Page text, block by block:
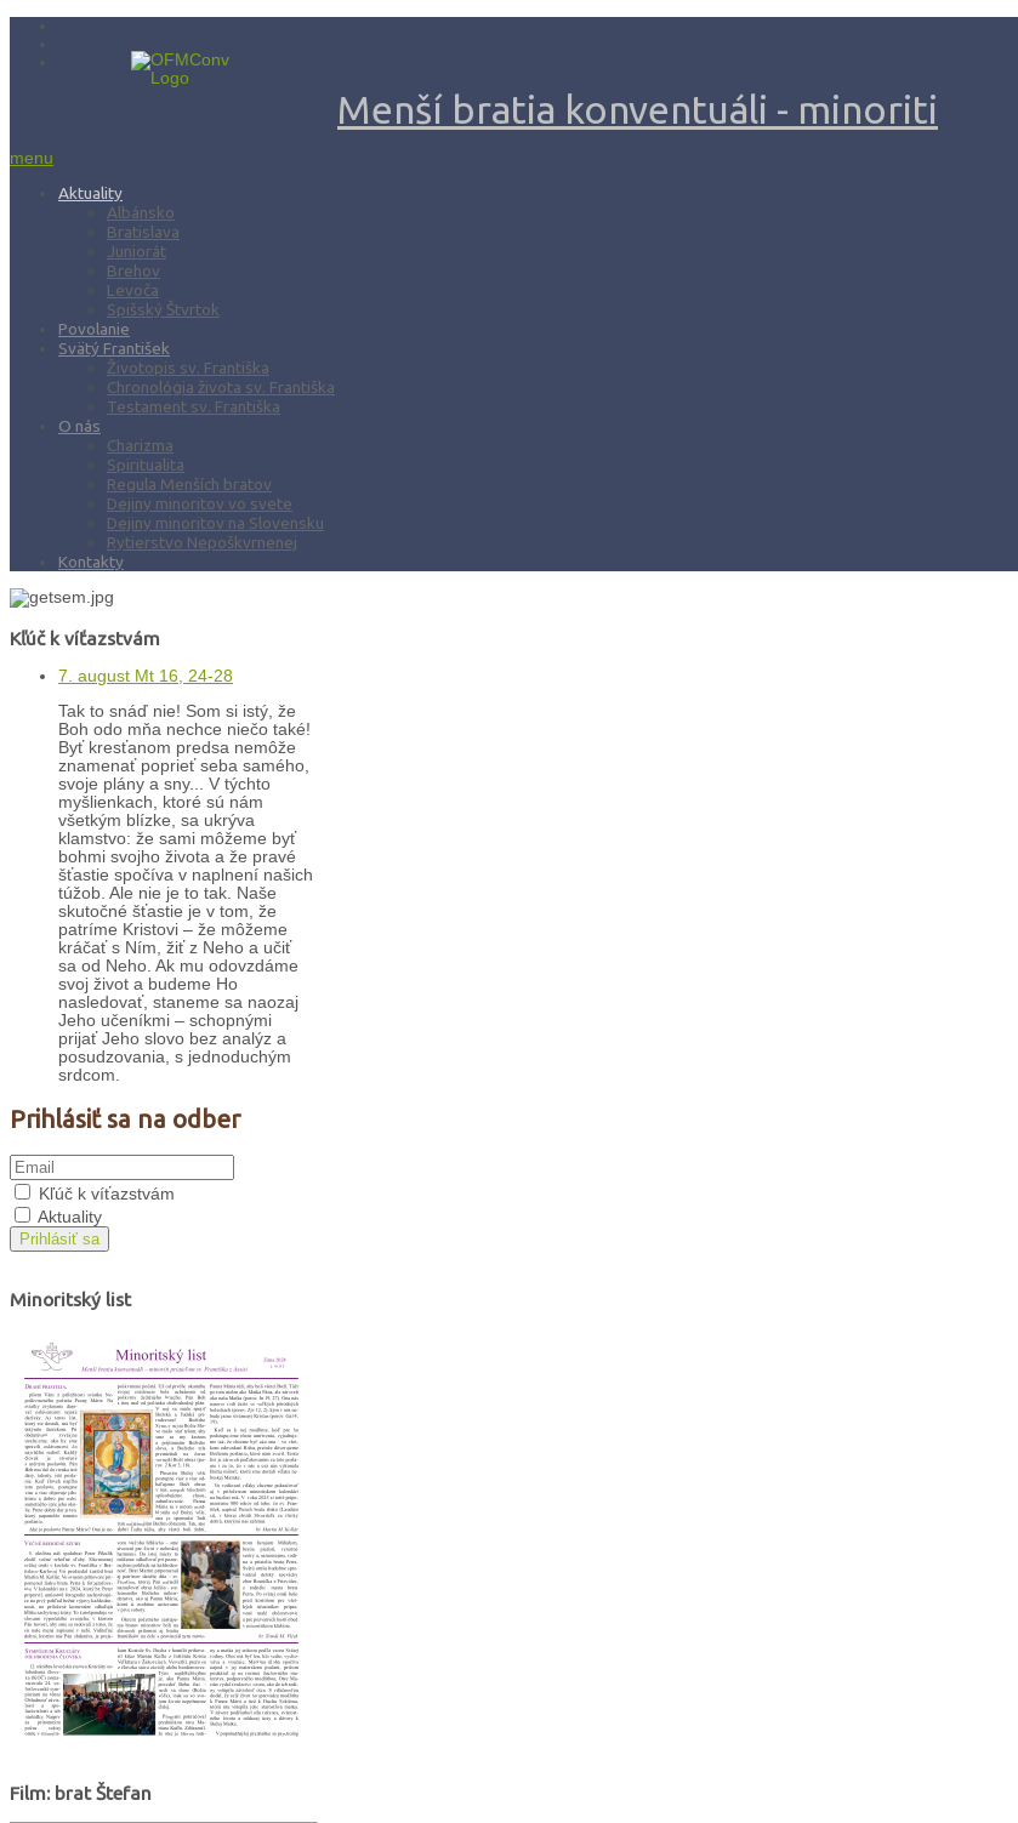
Menší bratia konventuáli - minoriti
menu
Aktuality
Albánsko
Bratislava
Juniorát
Brehov
Levoča
Spišský Štvrtok
Povolanie
Svätý František
Životopis sv. Františka
Chronológia života sv. Františka
Testament sv. Františka
O nás
Charizma
Spiritualita
Regula Menších bratov
Dejiny minoritov vo svete
Dejiny minoritov na Slovensku
Rytierstvo Nepoškvrnenej
Kontakty
Kľúč k víťazstvám
7. august Mt 16, 24-28
Tak to snáď nie! Som si istý, že
Boh odo mňa nechce niečo také!
Byť kresťanom predsa nemôže
znamenať poprieť seba samého,
svoje plány a sny... V týchto
myšlienkach, ktoré sú nám
všetkým blízke, sa ukrýva
klamstvo: že sami môžeme byť
bohmi svojho života a že pravé
šťastie spočíva v naplnení našich
túžob. Ale nie je to tak. Naše
skutočné šťastie je v tom, že
patríme Kristovi – že môžeme
kráčať s Ním, žiť z Neho a učiť
sa od Neho. Ak mu odovzdáme
svoj život a budeme Ho
nasledovať, staneme sa naozaj
Jeho učeníkmi – schopnými
prijať Jeho slovo bez analýz a
posudzovania, s jednoduchým
srdcom.
Prihlásiť sa na odber
Kľúč k víťazstvám
Aktuality
Prihlásiť sa
Minoritský list
Film: brat Štefan